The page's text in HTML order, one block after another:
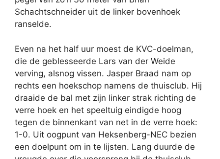
Schachtschneider uit de linker bovenhoek
ranselde.
Even na het half uur moest de KVC-doelman,
die de geblesseerde Lars van der Weide
verving, alsnog vissen. Jasper Braad nam op
rechts een hoekschop namens de thuisclub. Hij
draaide de bal met zijn linker strak richting de
verre hoek en het speeltuig eindigde hoog
tegen de binnenkant van net in de verre hoek:
1-0. Uit oogpunt van Heksenberg-NEC bezien
een doelpunt om in te lijsten. Lang duurde de